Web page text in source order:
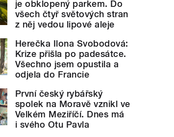
je obklopený parkem. Do
všech čtyř světových stran
z něj vedou lipové aleje
Herečka Ilona Svobodová:
Krize přišla po padesátce.
Všechno jsem opustila a
odjela do Francie
První český rybářský
spolek na Moravě vznikl ve
Velkém Meziříčí. Dnes má
i svého Otu Pavla